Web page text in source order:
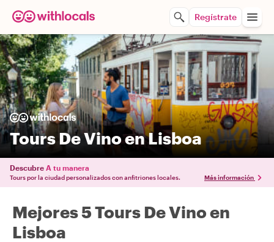
Regístrate
Tours De Vino en Lisboa
Descubre A tu manera
Tours por la ciudad personalizados con anfitriones locales. Más información
Mejores 5 Tours De Vino en
Lisboa